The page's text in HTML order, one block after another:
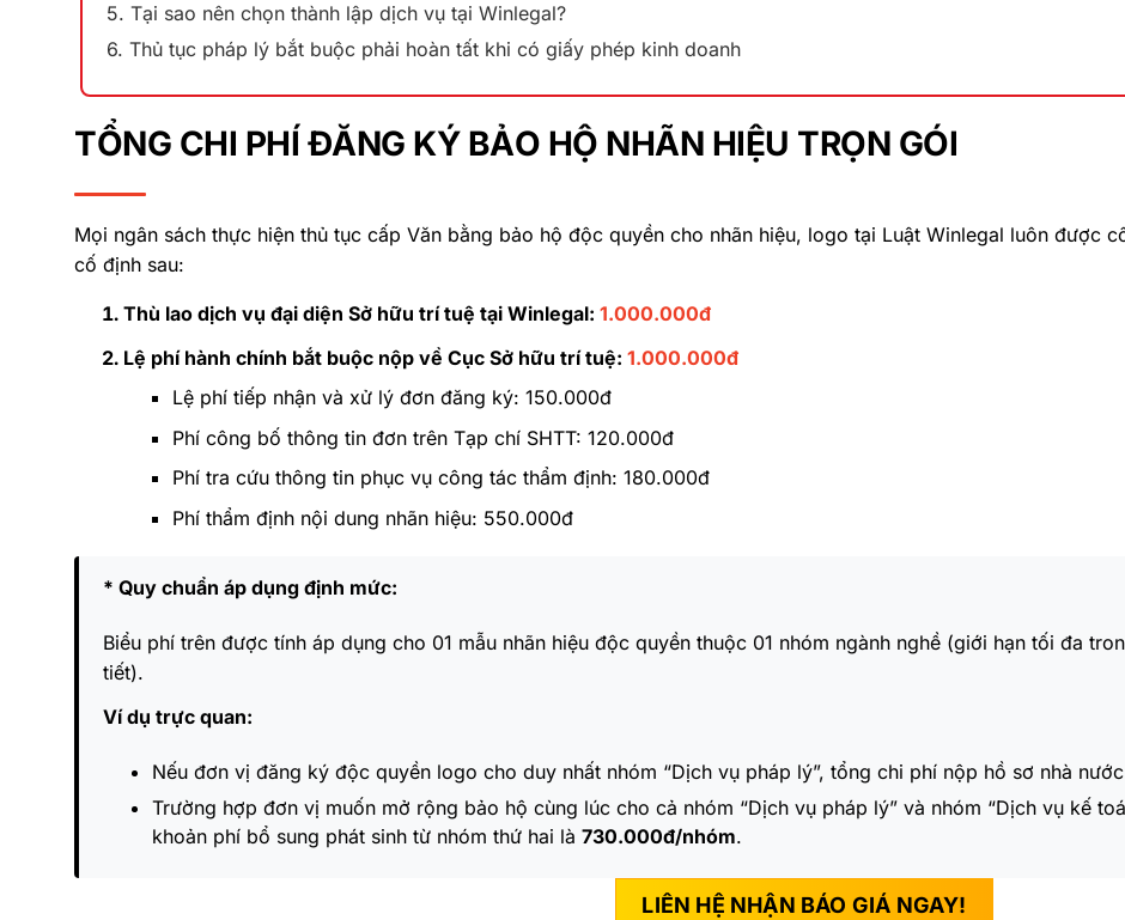
5. Tại sao nên chọn thành lập dịch vụ tại Winlegal?
6. Thủ tục pháp lý bắt buộc phải hoàn tất khi có giấy phép kinh doanh
TỔNG CHI PHÍ ĐĂNG KÝ BẢO HỘ NHÃN HIỆU TRỌN GÓI
Mọi ngân sách thực hiện thủ tục cấp Văn bằng bảo hộ độc quyền cho nhãn hiệu, logo tại Luật Winlegal luôn được
cố định sau:
Thù lao dịch vụ đại diện Sở hữu trí tuệ tại Winlegal: 1.000.000đ
Lệ phí hành chính bắt buộc nộp về Cục Sở hữu trí tuệ: 1.000.000đ
Lệ phí tiếp nhận và xử lý đơn đăng ký: 150.000đ
Phí công bố thông tin đơn trên Tạp chí SHTT: 120.000đ
Phí tra cứu thông tin phục vụ công tác thẩm định: 180.000đ
Phí thẩm định nội dung nhãn hiệu: 550.000đ
* Quy chuẩn áp dụng định mức:
Biểu phí trên được tính áp dụng cho 01 mẫu nhãn hiệu độc quyền thuộc 01 nhóm ngành nghề (giới hạn tối đa
tiết).
Ví dụ trực quan:
Nếu đơn vị đăng ký độc quyền logo cho duy nhất nhóm “Dịch vụ pháp lý”, tổng chi phí nộp hồ sơ nhà
Trường hợp đơn vị muốn mở rộng bảo hộ cùng lúc cho cả nhóm “Dịch vụ pháp lý” và nhóm “Dịch vụ kế
khoản phí bổ sung phát sinh từ nhóm thứ hai là 730.000đ/nhóm.
LIÊN HỆ NHẬN BÁO GIÁ NGAY!